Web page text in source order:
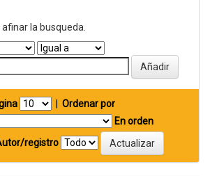
la busqueda.
Ordenar por
En orden
registro